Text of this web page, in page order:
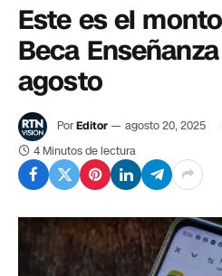
Este es el
Beca
agosto
PorEditor agosto 20, 2025
4 Minutos de lectura